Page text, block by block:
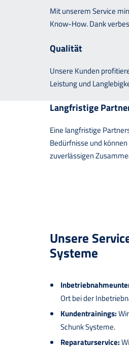
Mit unserem Service
Know-How. Dank
Qualität
Unsere Kunden
Leistung und
Langfristige
Eine langfristige
Bedürfnisse und
zuverlässigen
Unsere
Systeme
Ort bei der
Kundentrainings:
Schunk Systeme.
Reparaturservice: